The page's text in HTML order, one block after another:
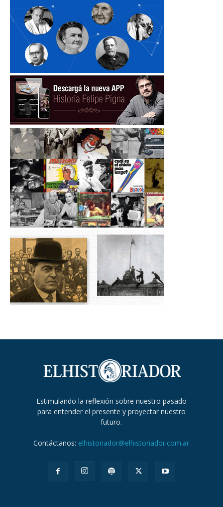
Estimulando la reflexión sobre nuestro pasado
para entender el presente y proyectar nuestro
futuro.
Contáctanos: elhistoriador@elhistoriador.com.ar